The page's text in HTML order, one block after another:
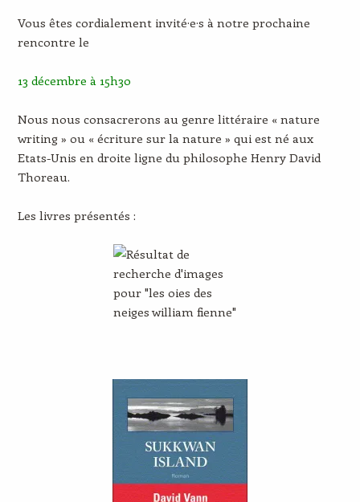
Vous êtes cordialement invité·e·s à notre prochaine
rencontre le
13 décembre à 15h30
Nous nous consacrerons au genre littéraire « nature
writing » ou « écriture sur la nature » qui est né aux
Etats-Unis en droite ligne du philosophe Henry David
Thoreau.
Les livres présentés :